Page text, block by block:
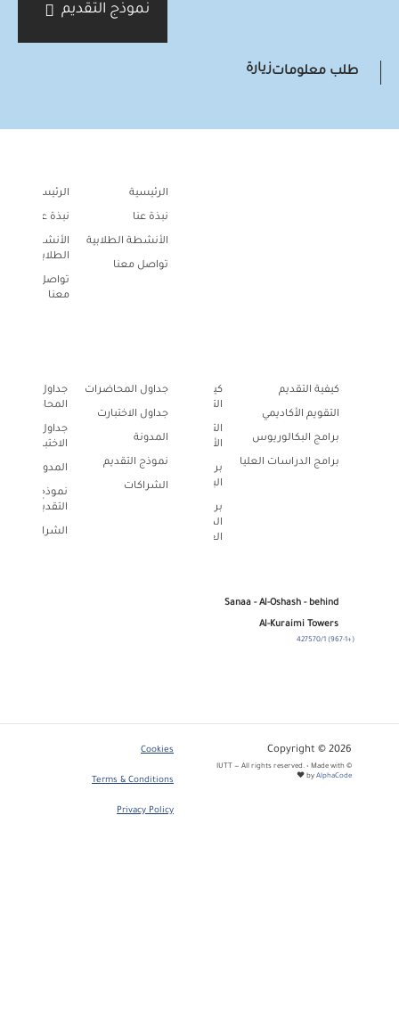
نموذج التقديم
طلب معلوماتزيارة
الرئيسية
نبذة عنا
الأنشطة الطلابية
تواصل معنا
الرئيسية
نبذة عنا
الأنشطة
الطلابية
تواصل
معنا
كيفية التقديم
التقويم الأكاديمي
برامج البكالوريوس
برامج الدراسات العليا
كيفية
التقديم
التقويم
الأكاديمي
برامج
البكالوريوس
برامج
الدراسات
العليا
جداول المحاضرات
جداول الاختبارت
المدونة
نموذج التقديم
الشراكات
جداول
المحاضرات
جداول
الاختبارت
المدونة
نموذج
التقديم
الشراكات
Sanaa - Al-Oshash - behind
Al-Kuraimi Towers
(+967-1) 427570/1
Copyright © 2026
© IUTT — All rights reserved. • Made with
❤ by AlphaCode
Cookies
Terms & Conditions
Privacy Policy